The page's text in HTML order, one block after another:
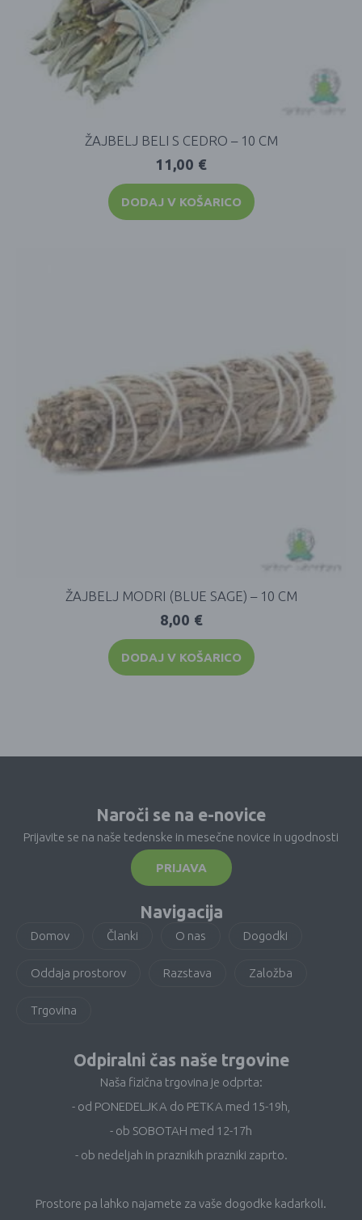
ŽAJBELJ BELI S CEDRO – 10 CM
11,00 €
DODAJ V KOŠARICO
ŽAJBELJ MODRI (BLUE SAGE) – 10 CM
8,00 €
DODAJ V KOŠARICO
Naroči se na e-novice
Prijavite se na naše tedenske in mesečne novice in ugodnosti
PRIJAVA
Navigacija
Domov Članki O nas Dogodki
Oddaja prostorov Razstava Založba
Trgovina
Odpiralni čas naše trgovine
Naša fizična trgovina je odprta:
- od PONEDELJKA do PETKA med 15-19h,
- ob SOBOTAH med 12-17h
- ob nedeljah in praznikih prazniki zaprto.
Prostore pa lahko najamete za vaše dogodke kadarkoli.